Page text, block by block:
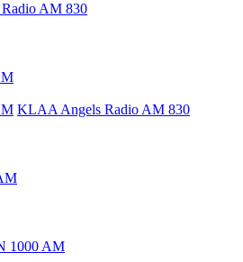
AM 830
KLAA Angels Radio AM 830
1000 AM